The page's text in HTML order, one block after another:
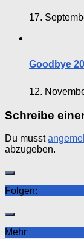
17.
Goodbye
12.
Schreibe
Du musst
abzugeben.
Folgen:
Mehr